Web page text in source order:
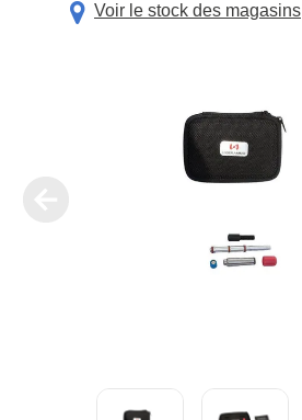
Voir le stock des magasins